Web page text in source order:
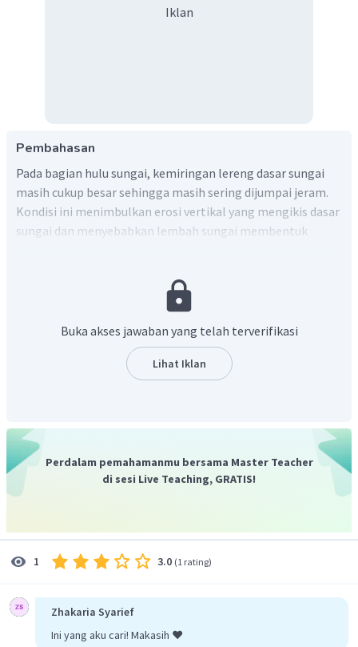
Iklan
Pembahasan
Pada bagian hulu sungai, kemiringan lereng dasar sungai
masih cukup besar sehingga masih sering dijumpai jeram.
Kondisi ini menimbulkan erosi vertikal yang mengikis dasar
sungai dan menyebabkan lembah sungai membentuk
Buka akses jawaban yang telah terverifikasi
Lihat Iklan
Perdalam pemahamanmu bersama Master Teacher
di sesi Live Teaching, GRATIS!
1 3.0 (1 rating)
Zhakaria Syarief
Ini yang aku cari! Makasih ❤️